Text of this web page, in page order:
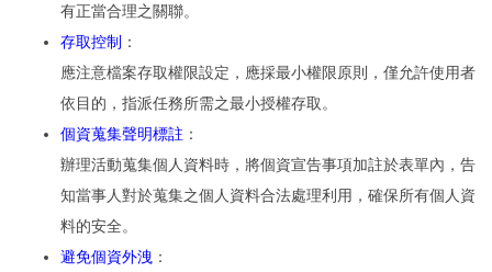
有正當合理之關聯。
存取控制 ：
應注意檔案存取權限設定，應採最小權限原則，僅允許使用者
依目的，指派任務所需之最小授權存取。
個資蒐集聲明標註 ：
辦理活動蒐集個人資料時，將個資宣告事項加註於表單內，告
知當事人對於蒐集之個人資料合法處理利用，確保所有個人資
料的安全。
避免個資外洩 ：